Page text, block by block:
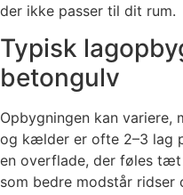
der ikke passer til dit rum.
Typisk
betongulv
Opbygningen kan variere,
og kælder er ofte 2–3 lag
en overflade, der føles
som bedre modstår ridser